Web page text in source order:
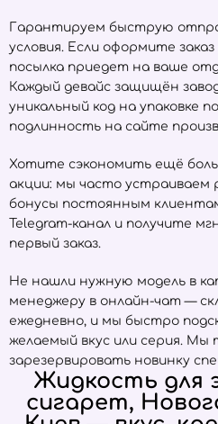
Гарантируем быструю
условия. Если оформите заказ
посылка приедет на ваше
Каждый девайс защищён
уникальный код на упаковке
подлинность на сайте
Хотите сэкономить ещё
акции: мы часто устраиваем
бонусы постоянным
Telegram-канал и получите
первый заказ.
Не нашли нужную модель в
менеджеру в онлайн-чат —
ежедневно, и мы быстро
желаемый вкус или серия. Мы
зарезервировать новинку
Жидкость для
сигарет,